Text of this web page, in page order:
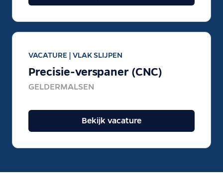
VACATURE | VLAK SLIJPEN
Precisie-verspaner (CNC)
GELDERMALSEN
Bekijk vacature